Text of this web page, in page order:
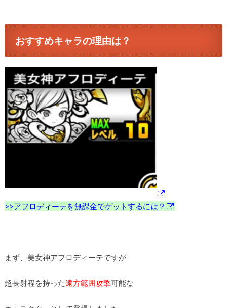
おすすめキャラの理由は？
>>アフロディーテを無課金でゲットするには？
まず、美女神アフロディーテですが
超長射程を持った遠方範囲攻撃可能な